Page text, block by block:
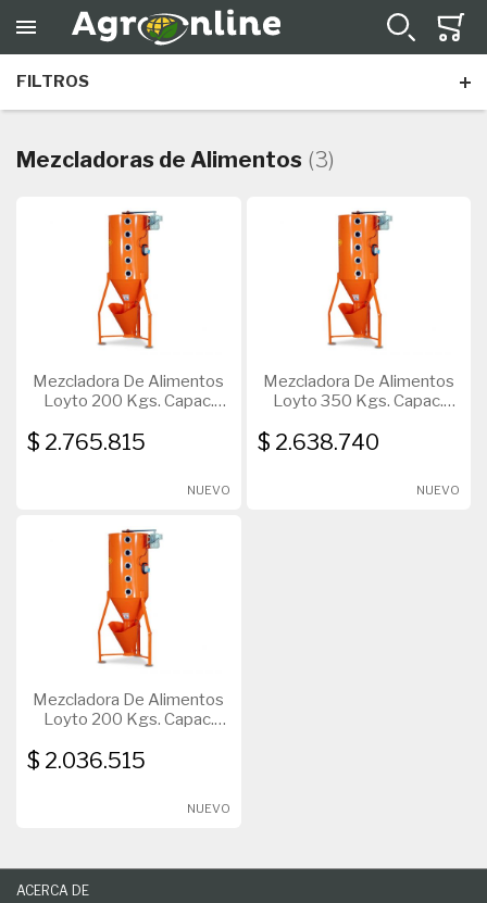
Mezcladoras de Alimentos (3)
Mezcladora De Alimentos
Loyto 200 Kgs. Capac.
Monofásico
$ 2.765.815
NUEVO
Mezcladora De Alimentos
Loyto 350 Kgs. Capac.
$ 2.638.740
NUEVO
Mezcladora De Alimentos
Loyto 200 Kgs. Capac.
$ 2.036.515
NUEVO
FILTROS
ACERCA DE